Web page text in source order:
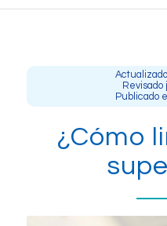
Revisado
Publicado
¿Cómo